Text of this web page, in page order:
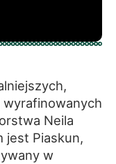
wyrafinowanych
Neila
jest Piaskun,
w